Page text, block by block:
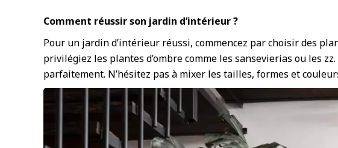
Comment réussir son jardin d’intérieur ?
Pour un jardin d’intérieur réussi, commencez par choisir des
privilégiez les plantes d’ombre comme les sansevierias ou les
parfaitement. N’hésitez pas à mixer les tailles, formes et